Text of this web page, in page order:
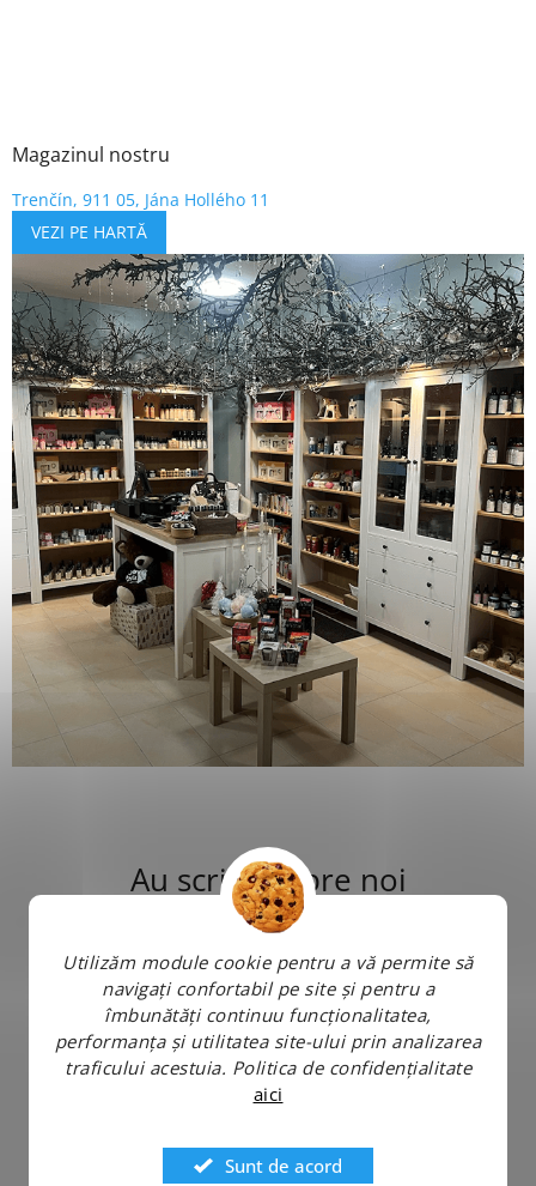
Utilizăm module cookie pentru a vă permite să
navigați confortabil pe site și pentru a
îmbunătăți continuu funcționalitatea,
performanța și utilitatea site-ului prin analizarea
traficului acestuia. Politica de confidențialitate
aici
Sunt de acord
Magazinul nostru
Trenčín, 911 05, Jána Hollého 11
VEZI PE HARTĂ
Au scris despre noi